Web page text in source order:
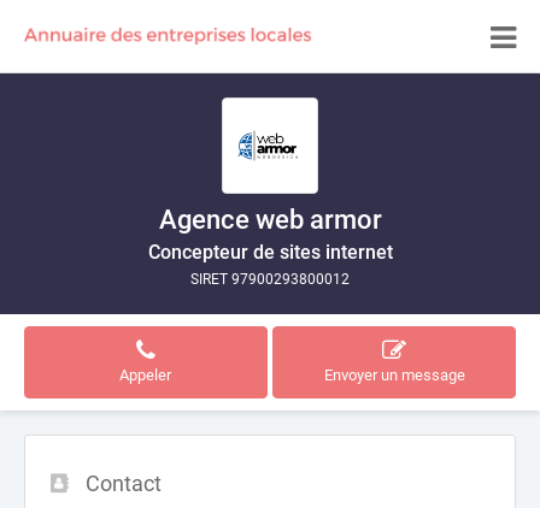
Agence web armor
Concepteur de sites internet
SIRET 97900293800012
Appeler Envoyer un message
Contact